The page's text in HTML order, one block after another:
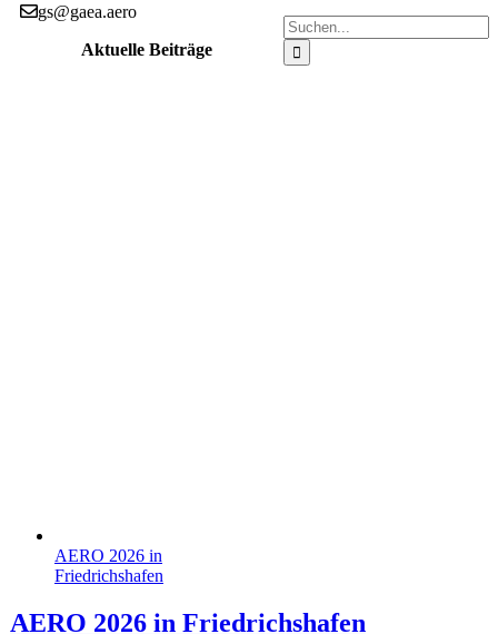
Suche
nach:
gs@gaea.aero
Aktuelle Beiträge
AERO 2026 in
Friedrichshafen
AERO 2026 in Friedrichshafen